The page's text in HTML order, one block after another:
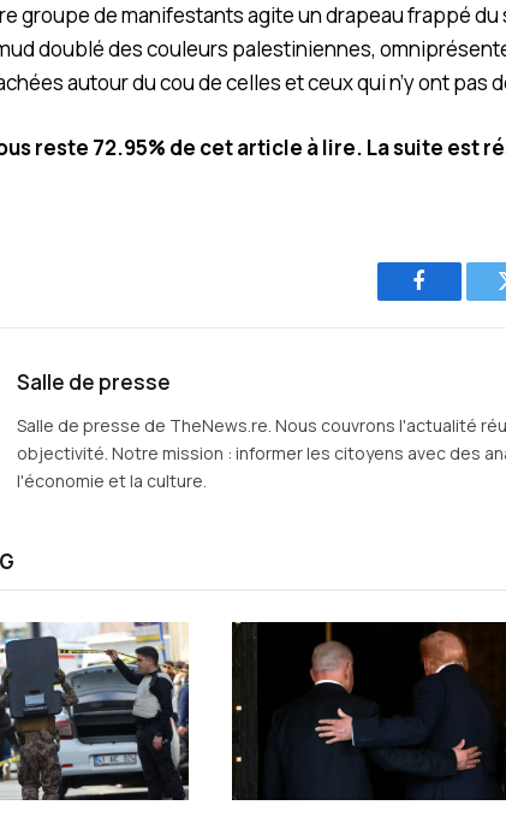
groupe de manifestants agite un drapeau frappé
doublé des couleurs palestiniennes,
autour du cou de celles et ceux qui n’y ont pas
reste 72.95% de cet article à lire. La suite est
Facebook
Salle de presse
Salle de presse de TheNews.re. Nous couvrons l'actualité
objectivité. Notre mission : informer les citoyens avec des
l'économie et la culture.